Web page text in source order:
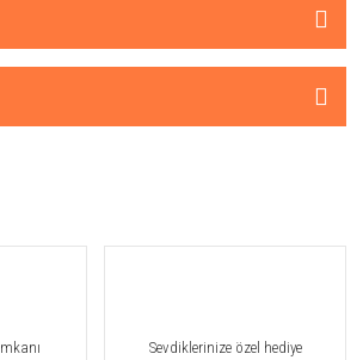
Sevdiklerinize özel hediye